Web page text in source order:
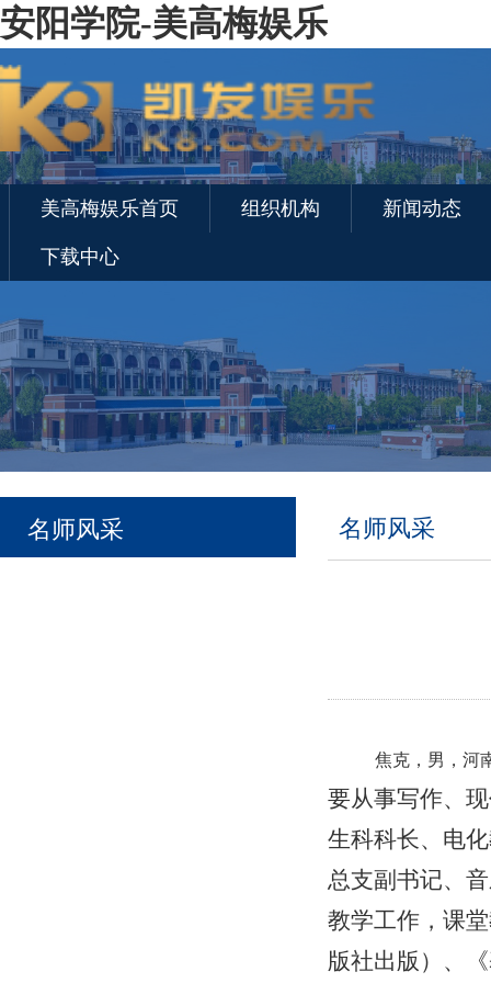
安阳学院-美高梅娱乐
美高梅娱乐首页 组织机构 新闻动态
下载中心
名师风采 名师风采
焦克，男，河
要从事写作、
生科科长、电
总支副书记、
教学工作，课
版社出版）、